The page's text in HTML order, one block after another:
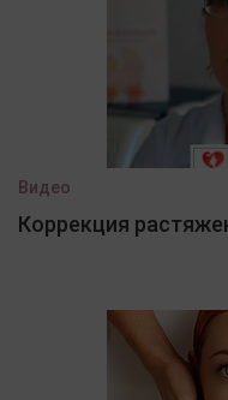
Видео
Коррекция